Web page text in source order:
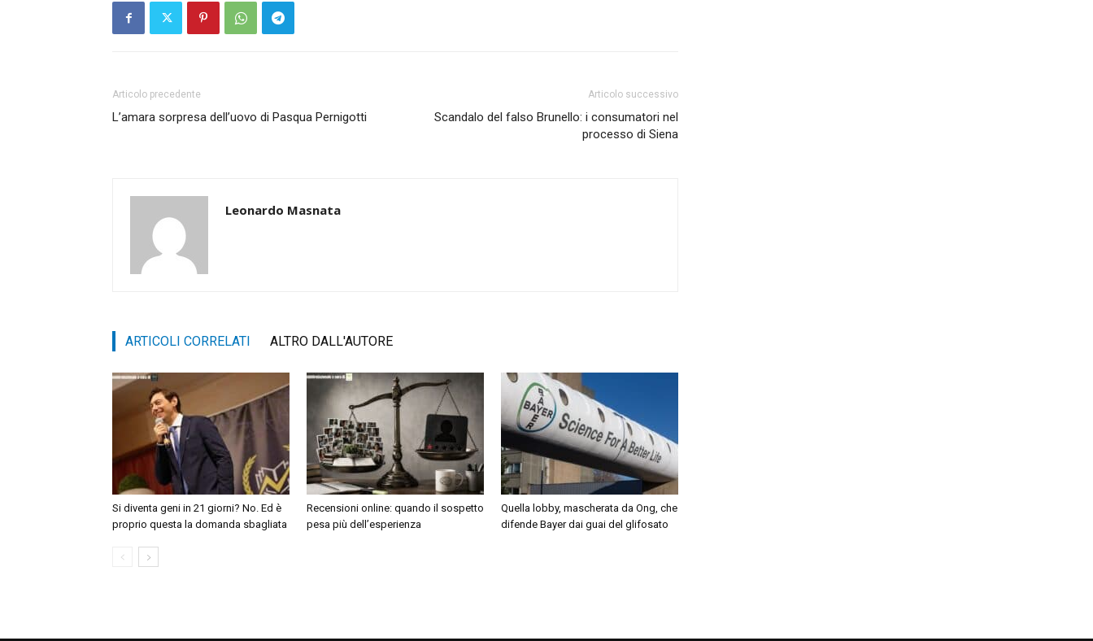
Articolo precedente
L’amara sorpresa dell’uovo di Pasqua Pernigotti
Articolo successivo
Scandalo del falso Brunello: i consumatori nel
processo di Siena
Leonardo Masnata
ARTICOLI CORRELATI ALTRO DALL'AUTORE
Si diventa geni in 21 giorni? No. Ed è
proprio questa la domanda sbagliata
Recensioni online: quando il sospetto
pesa più dell’esperienza
Quella lobby, mascherata da Ong, che
difende Bayer dai guai del glifosato